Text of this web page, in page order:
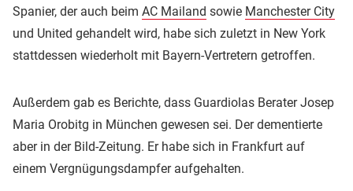
Spanier, der auch beim AC Mailand sowie Manchester City
und United gehandelt wird, habe sich zuletzt in New York
stattdessen wiederholt mit Bayern-Vertretern getroffen.
Außerdem gab es Berichte, dass Guardiolas Berater Josep
Maria Orobitg in München gewesen sei. Der dementierte
aber in der Bild-Zeitung. Er habe sich in Frankfurt auf
einem Vergnügungsdampfer aufgehalten.